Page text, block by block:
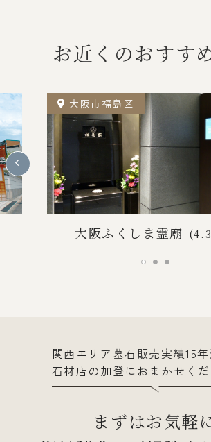
お近くのおすす
大阪市福島区
大阪ふくしま霊廟
関西エリア墓石販売実績15
石材店の加登におまかせくだ
まずはお気軽